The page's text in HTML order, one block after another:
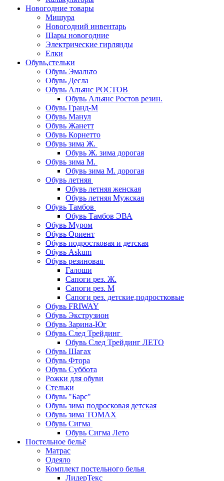
Новогодние товары
Мишура
Новогодний инвентарь
Шары новогодние
Электрические гирлянды
Елки
Обувь,стельки
Обувь Эмальто
Обувь Десла
Обувь Альянс РОСТОВ
Обувь Альянс Ростов резин.
Обувь Гранд-М
Обувь Манул
Обувь Жанетт
Обувь Корнетто
Обувь зима Ж.
Обувь Ж. зима дорогая
Обувь зима М.
Обувь зима М. дорогая
Обувь летняя
Обувь летняя женская
Обувь летняя Мужская
Обувь Тамбов
Обувь Тамбов ЭВА
Обувь Муром
Обувь Ориент
Обувь подростковая и детская
Обувь Askum
Обувь резиновая
Галоши
Сапоги рез. Ж.
Сапоги рез. М
Сапоги рез. детские,подростковые
Обувь FRIWAY
Обувь Экструзион
Обувь Зарина-Юг
Обувь След Трейдинг
Обувь След Трейдинг ЛЕТО
Обувь Шагах
Обувь Фтора
Обувь Суббота
Рожки для обуви
Стельки
Обувь "Барс"
Обувь зима подросковая детская
Обувь зима ТОМАХ
Обувь Сигма
Обувь Сигма Лето
Постельное бельё
Матрас
Одеяло
Комплект постельного белья
ЛидерТекс